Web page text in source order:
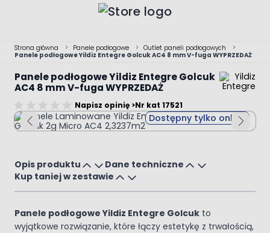
Strona główna > Panele podłogowe > Outlet paneli podłogowych
>
Panele podłogowe Yildiz Entegre Golcuk AC4 8 mm V-fuga WYPRZEDAŻ
Panele podłogowe Yildiz Entegre Golcuk
AC4 8 mm V-fuga WYPRZEDAŻ
Napisz opinię >Nr kat 17521
Dostępny tylko online
Main image
Click to view image in fullscreen
Opis produktu
Dane techniczne
Kup taniej w zestawie
Panele podłogowe Yildiz Entegre Golcuk to
wyjątkowe rozwiązanie, które łączy estetykę z trwałością,